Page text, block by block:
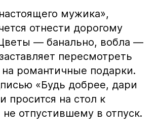
мужика»,
отнести дорогому
— банально, вобла —
пересмотреть
на романтичные подарки.
«Будь добрее, дари
просится на стол к
не отпустившему в отпуск.